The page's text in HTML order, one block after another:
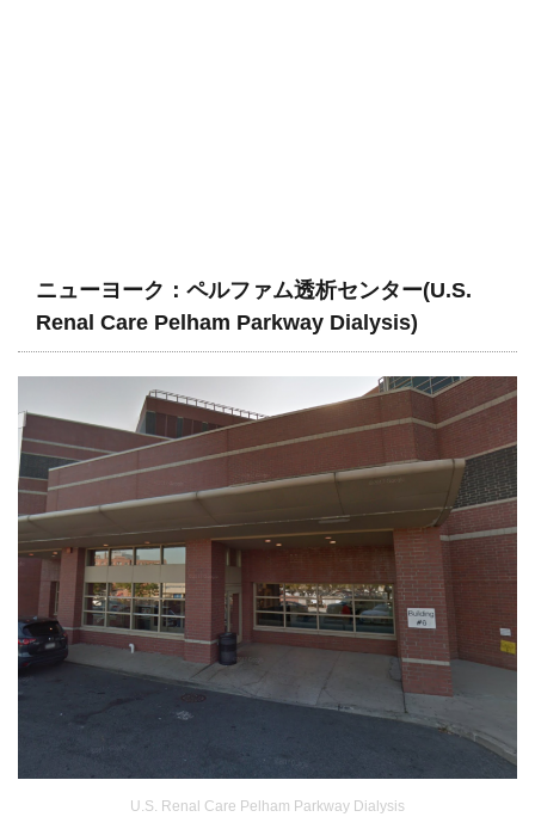
ニューヨーク：ペルファム透析センター(U.S.
Renal Care Pelham Parkway Dialysis)
U.S. Renal Care Pelham Parkway Dialysis